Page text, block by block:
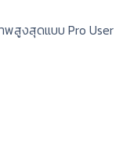
พสูงสุดแบบ Pro User